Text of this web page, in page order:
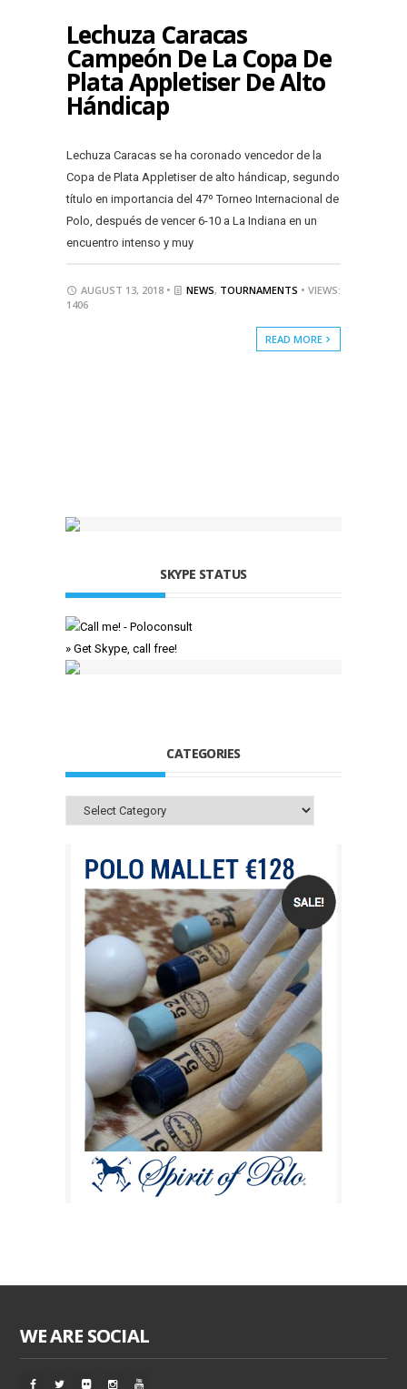
Lechuza Caracas
Campeón De La Copa De
Plata Appletiser De Alto
Hándicap
Lechuza Caracas se ha coronado vencedor de la
Copa de Plata Appletiser de alto hándicap, segundo
título en importancia del 47º Torneo Internacional de
Polo, después de vencer 6-10 a La Indiana en un
encuentro intenso y muy
AUGUST 13, 2018 • NEWS, TOURNAMENTS • VIEWS:
1406
READ MORE
SKYPE STATUS
» Get Skype, call free!
CATEGORIES
Categories
WE ARE SOCIAL